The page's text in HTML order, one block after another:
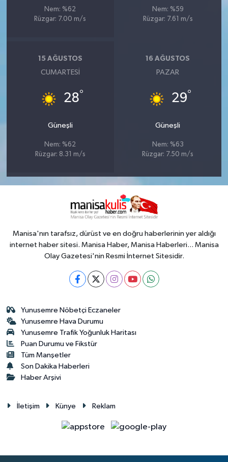
Nem: %62
Rüzgar: 7.00 m/s
Nem: %59
Rüzgar: 7.61 m/s
15 AĞUSTOS
CUMARTESI
28°
Güneşli
Nem: %62
Rüzgar: 8.31 m/s
16 AĞUSTOS
PAZAR
29°
Güneşli
Nem: %63
Rüzgar: 7.50 m/s
Manisa'nın tarafsız, dürüst ve en doğru haberlerinin yer aldığı
internet haber sitesi. Manisa Haber, Manisa Haberleri... Manisa
Olay Gazetesi'nin Resmi İnternet Sitesidir.
Yunusemre Nöbetçi Eczaneler
Yunusemre Hava Durumu
Yunusemre Trafik Yoğunluk Haritası
Puan Durumu ve Fikstür
Tüm Manşetler
Son Dakika Haberleri
Haber Arşivi
İletişim Künye Reklam